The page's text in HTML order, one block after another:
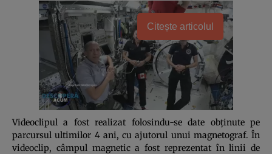
Citește articolul
Videoclipul a fost realizat folosindu-se date obţinute pe
parcursul ultimilor 4 ani, cu ajutorul unui magnetograf. În
videoclip, câmpul magnetic a fost reprezentat în linii de